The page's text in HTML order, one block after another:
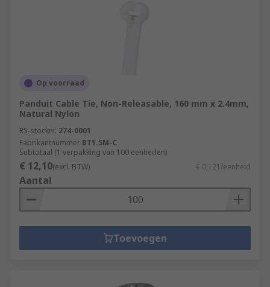
Op voorraad
Panduit Cable Tie, Non-Releasable, 160 mm x 2.4mm,
Natural Nylon
RS-stocknr. 274-0001
Fabrikantnummer BT1.5M-C
Subtotaal (1 verpakking van 100 eenheden)
€ 12,10(excl. BTW) € 0,121/eenheid
Aantal
Toevoegen